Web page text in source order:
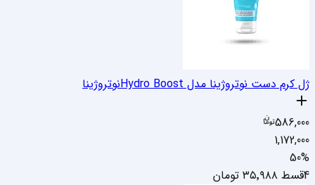
ژل کرم دست نوتروژینا مدل Hydro Boost نوتروژینا
586,000
1,172,000
50%
4قسط
۳۵٬۹۸۸ تومان